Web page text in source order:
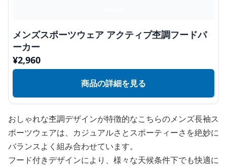
メンズスポーツウェア アクティブ杢調フードパ
ーカー
¥2,960
商品の詳細を見る
おしゃれな杢調デザインが特徴的なこちらのメンズ長袖ス
ポーツウェアは、カジュアルさとスポーティーさを絶妙に
バランスよく組み合わせています。
フード付きデザインにより、様々な天候条件下でも快適に